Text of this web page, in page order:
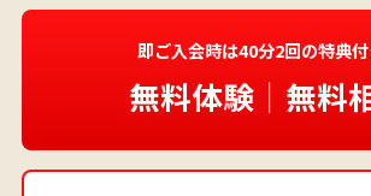
即ご入会時は40分2回の特典付
無料体験｜無料